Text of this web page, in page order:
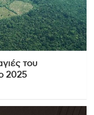
του
2025